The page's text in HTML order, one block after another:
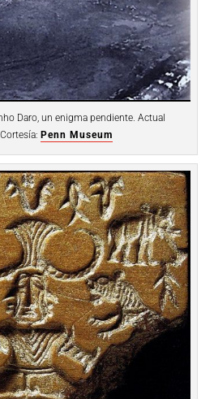
Daro, un enigma pendiente. Actual
Penn Museum